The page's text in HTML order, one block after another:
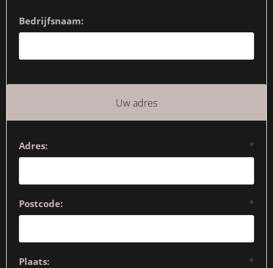
Bedrijfsnaam:
Uw adres
Adres: *
Postcode: *
Plaats: *